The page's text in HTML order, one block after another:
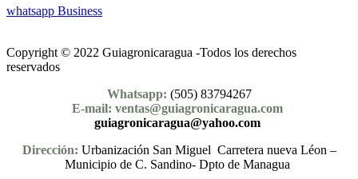
whatsapp Business
Copyright © 2022 Guiagronicaragua -Todos los derechos
reservados
Whatsapp: (505) 83794267
E-mail: ventas@guiagronicaragua.com
guiagronicaragua@yahoo.com
Dirección: Urbanización San Miguel Carretera nueva Léon –
Municipio de C. Sandino- Dpto de Managua